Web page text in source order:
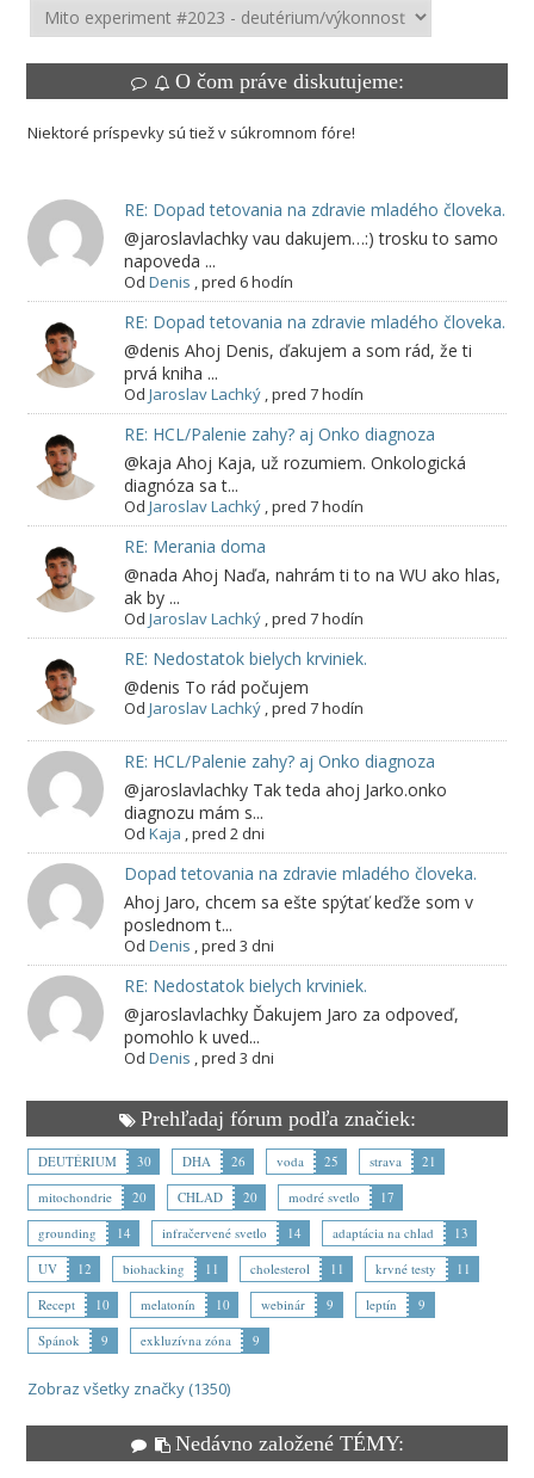
O čom práve diskutujeme:
Niektoré príspevky sú tiež v súkromnom fóre!
RE: Dopad tetovania na zdravie mladého človeka.
@jaroslavlachky vau dakujem…:) trosku to samo
napoveda ...
Od Denis ,pred 6 hodín
RE: Dopad tetovania na zdravie mladého človeka.
@denis Ahoj Denis, ďakujem a som rád, že ti
prvá kniha ...
Od Jaroslav Lachký,pred 7 hodín
RE: HCL/Palenie zahy? aj Onko diagnoza
@kaja Ahoj Kaja, už rozumiem. Onkologická
diagnóza sa t...
Od Jaroslav Lachký,pred 7 hodín
RE: Merania doma
@nada Ahoj Naďa, nahrám ti to na WU ako hlas,
ak by ...
Od Jaroslav Lachký,pred 7 hodín
RE: Nedostatok bielych krviniek.
@denis To rád počujem
Od Jaroslav Lachký,pred 7 hodín
RE: HCL/Palenie zahy? aj Onko diagnoza
@jaroslavlachky Tak teda ahoj Jarko.onko
diagnozu mám s...
Od Kaja ,pred 2 dni
Dopad tetovania na zdravie mladého človeka.
Ahoj Jaro, chcem sa ešte spýtať keďže som v
poslednom t...
Od Denis ,pred 3 dni
RE: Nedostatok bielych krviniek.
@jaroslavlachky Ďakujem Jaro za odpoveď,
pomohlo k uved...
Od Denis ,pred 3 dni
Prehľadaj fórum podľa značiek:
DEUTÉRIUM 30 DHA 26 voda 25 strava
21
mitochondrie
20 CHLAD 20 modré svetlo
17
grounding
14 infračervené svetlo 14 adaptácia na chlad
13
UV
12 biohacking 11 cholesterol 11 krvné testy
11
Recept
10 melatonín 10 webinár 9 leptín
9
Spánok
9 exkluzívna zóna 9
Zobraz všetky značky (1350)
Nedávno založené TÉMY: